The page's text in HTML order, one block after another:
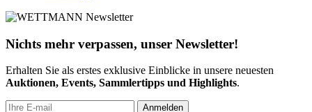
Nichts mehr verpassen, unser Newsletter!
Erhalten Sie als erstes exklusive Einblicke in unsere neuesten
Auktionen, Events, Sammlertipps und Highlights.